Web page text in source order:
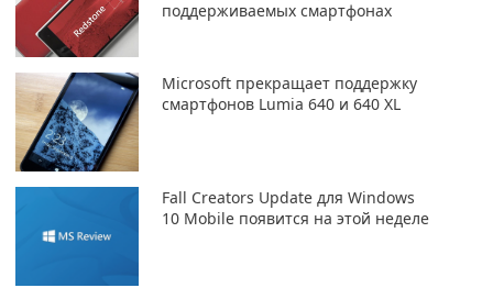
поддерживаемых смартфонах
Microsoft прекращает поддержку
смартфонов Lumia 640 и 640 XL
Fall Creators Update для Windows
10 Mobile появится на этой неделе